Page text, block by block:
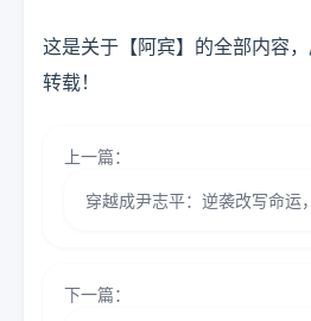
这是关于【阿宾】的全部内容
转载！
上一篇：
穿越成尹志平：逆袭改写命运
下一篇：